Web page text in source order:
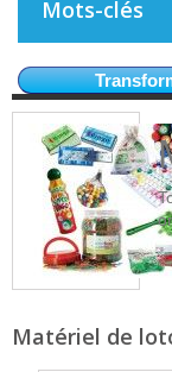
Mots-clés
Matériel de